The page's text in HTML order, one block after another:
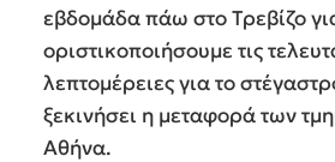
εβδομάδα πάω στο Τρεβίζο
οριστικοποιήσουμε τις
λεπτομέρειες για το
ξεκινήσει η μεταφορά των
Αθήνα.